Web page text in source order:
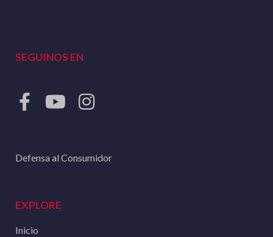
SEGUINOS EN
Defensa al Consumidor
EXPLORE
Inicio